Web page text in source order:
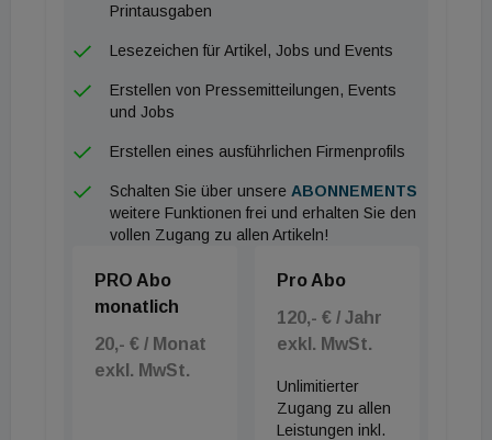
Forscherinnen besteht. Im Fachbereich Zement
sind etwa ein Drittel Frauen beschäftigt.
Und nicht zuletzt verstärkt die zusätzliche
Kommunikationsarbeit der
Interessensgemeinschaft Beton Dialog Österreich:
Petra Kestler, zuletzt beim Umweltbundesamt,
interne Kommunikation und die Öffentlichkeitsarbeit
der Informationsplattform rund um den Baustoff
Beton.
Printausgaben
Lesezeichen für Artikel, Jobs und Events
Erstellen von Pressemitteilungen, Events
und Jobs
Erstellen eines ausführlichen Firmenprofils
Schalten Sie über unsere ABONNEMENTS
weitere Funktionen frei und erhalten Sie den
vollen Zugang zu allen Artikeln!
PRO Abo
monatlich
20,- € / Monat
exkl. MwSt.
Pro Abo
120,- € / Jahr
exkl. MwSt.
Unlimitierter
Zugang zu allen
Leistungen inkl.